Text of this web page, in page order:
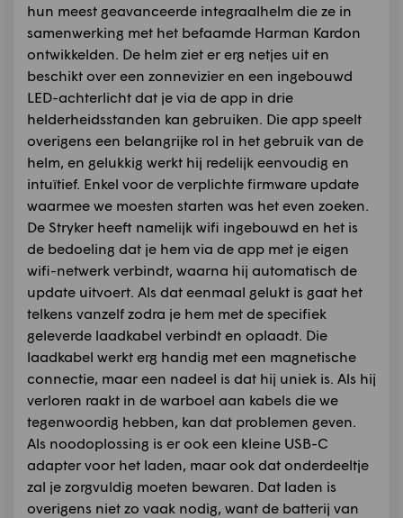
hun meest geavanceerde integraalhelm die ze in
samenwerking met het befaamde Harman Kardon
ontwikkelden. De helm ziet er erg netjes uit en
beschikt over een zonnevizier en een ingebouwd
LED-achterlicht dat je via de app in drie
helderheidsstanden kan gebruiken. Die app speelt
overigens een belangrijke rol in het gebruik van de
helm, en gelukkig werkt hij redelijk eenvoudig en
intuïtief. Enkel voor de verplichte firmware update
waarmee we moesten starten was het even zoeken.
De Stryker heeft namelijk wifi ingebouwd en het is
de bedoeling dat je hem via de app met je eigen
wifi-netwerk verbindt, waarna hij automatisch de
update uitvoert. Als dat eenmaal gelukt is gaat het
telkens vanzelf zodra je hem met de specifiek
geleverde laadkabel verbindt en oplaadt. Die
laadkabel werkt erg handig met een magnetische
connectie, maar een nadeel is dat hij uniek is. Als hij
verloren raakt in de warboel aan kabels die we
tegenwoordig hebben, kan dat problemen geven.
Als noodoplossing is er ook een kleine USB-C
adapter voor het laden, maar ook dat onderdeeltje
zal je zorgvuldig moeten bewaren. Dat laden is
overigens niet zo vaak nodig, want de batterij van